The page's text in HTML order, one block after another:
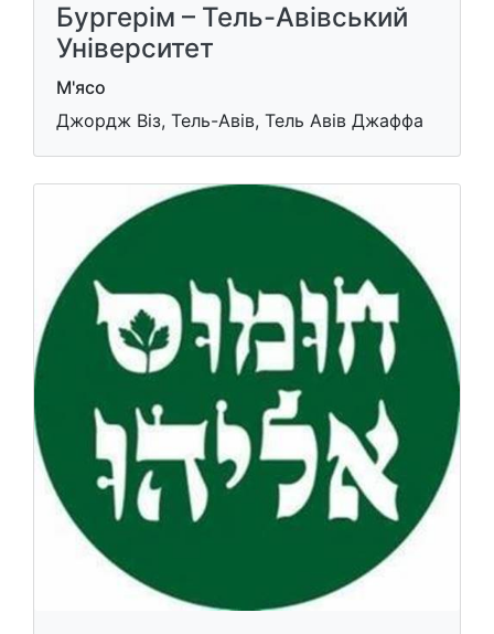
Бургерім – Тель-Авівський
Університет
М'ясо
Джордж Віз, Тель-Авів, Тель Авів Джаффа